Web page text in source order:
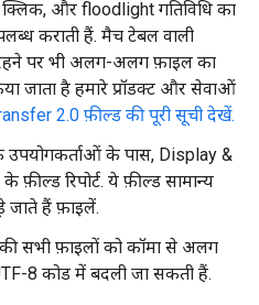
क्लिक, और floodlight गतिविधि का
कराती हैं. मैच टेबल वाली
रहने पर भी अलग-अलग फ़ाइल का
जाता है हमारे प्रॉडक्ट और सेवाओं
2.0 फ़ील्ड की पूरी सूची देखें.
के पास, Display &
फ़ील्ड रिपोर्ट. ये फ़ील्ड सामान्य
जाते हैं फ़ाइलें.
सभी फ़ाइलों को कॉमा से अलग
8 कोड में बदली जा सकती हैं.